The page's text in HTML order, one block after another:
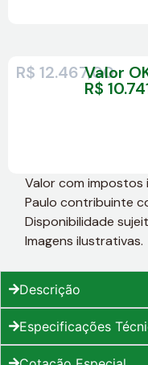
R$ 12.467,00
Valor
R$
Valor com impostos
Paulo contribuinte
Disponibilidade
Imagens ilustrativas.
Descrição
Especificações